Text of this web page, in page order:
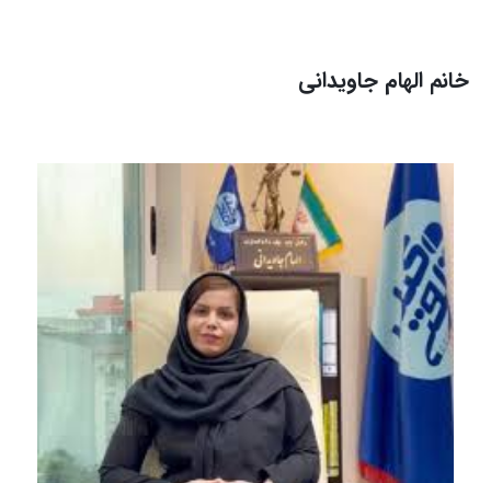
خانم الهام جاویدانی